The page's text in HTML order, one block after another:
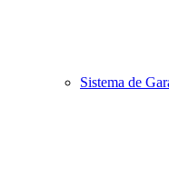
Sistema de